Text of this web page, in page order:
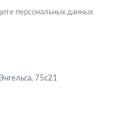
персональных данных
75с21